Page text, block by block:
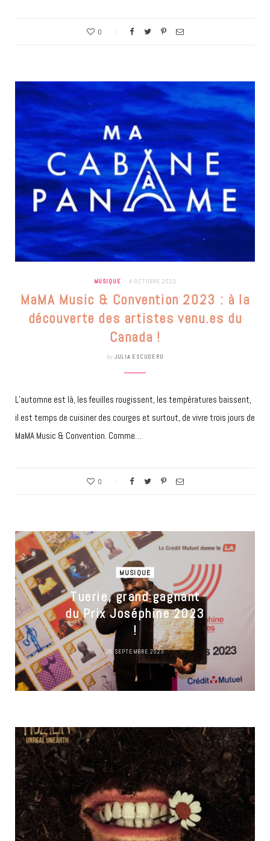
0
MUSIQUE 4 OCTOBRE 2023
MaMA Music & Convention 2023 : à la
découverte des artistes venu.es du
Canada !
by JULIA ESCUDERO
L’automne est là, les feuilles rougissent, les températures baissent,
il est temps de cuisiner des courges et surtout, de vivre trois jours de
MaMA Music & Convention. Comme…
0
MUSIQUE
Tuerie, grand gagnant
du Prix Joséphine 2023
!
28 SEPTEMBRE 2023